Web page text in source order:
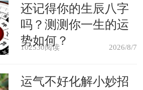
意身体健康。
是看见猪肉，并没有
还记得你的生辰八字
吗？测测你一生的运
势如何？
102530阅读 2026/8/7
运气不好化解小妙招